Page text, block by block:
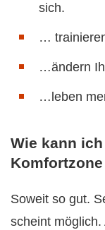
sich.
…
…ändern
…leben
Wie kann
Soweit so gut.
scheint